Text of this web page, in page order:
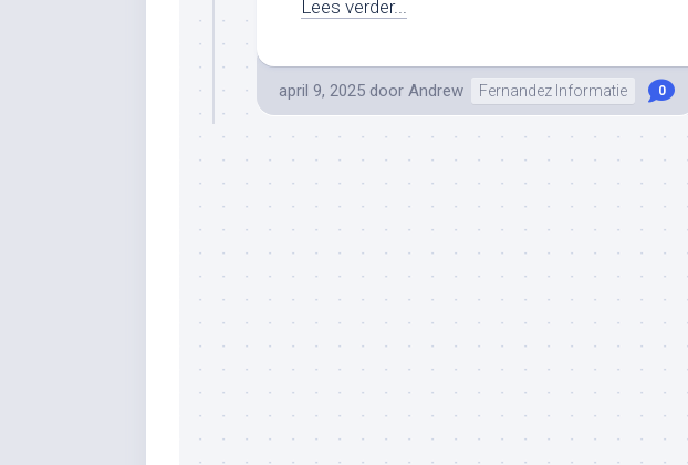
Lees verder...
april 9, 2025 door Andrew Fernandez Informatie 0